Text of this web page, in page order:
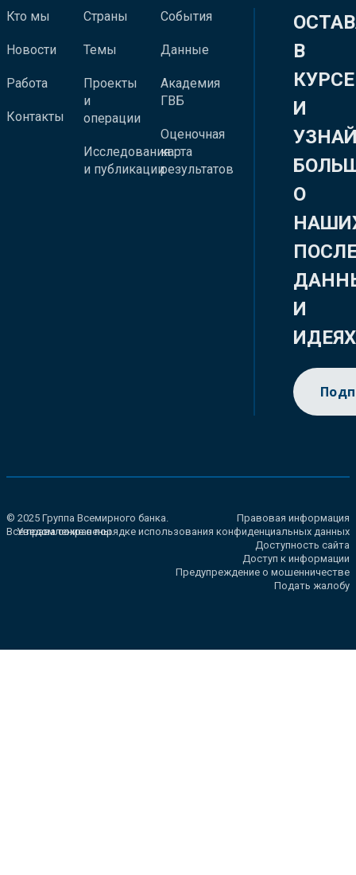
Кто мы
Новости
Работа
Контакты
Страны
Темы
Проекты
и
операции
Исследования
и публикации
События
Данные
Академия
ГВБ
Оценочная
карта
результатов
В
КУРСЕ
И
О
И
ИДЕЯХ
© 2025 Группа Всемирного банка.
Все права сохранены.
Правовая информация
Уведомление о порядке использования конфиденциальных данных
Доступность сайта
Доступ к информации
Предупреждение о мошенничестве
Подать жалобу